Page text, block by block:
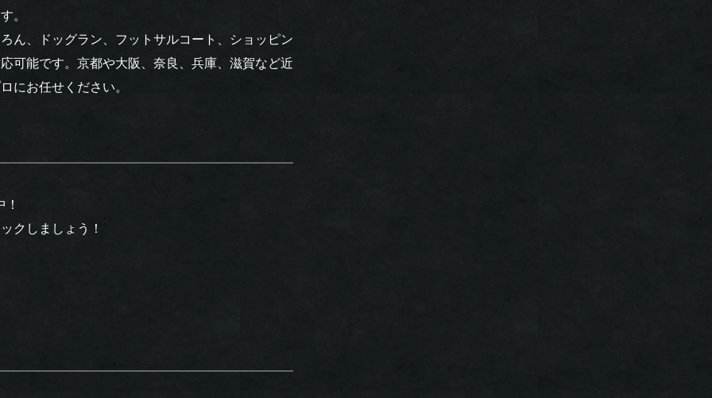
。
ん、ドッグラン、フットサルコート、ショッピン
可能です。京都や大阪、奈良、兵庫、滋賀など近
にお任せください。
クしましょう！